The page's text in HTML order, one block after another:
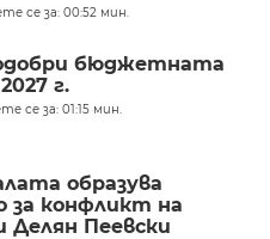
се за: 00:52 мин.
бюджетната
г.
се за: 01:15 мин.
образува
за конфликт на
Делян Пеевски